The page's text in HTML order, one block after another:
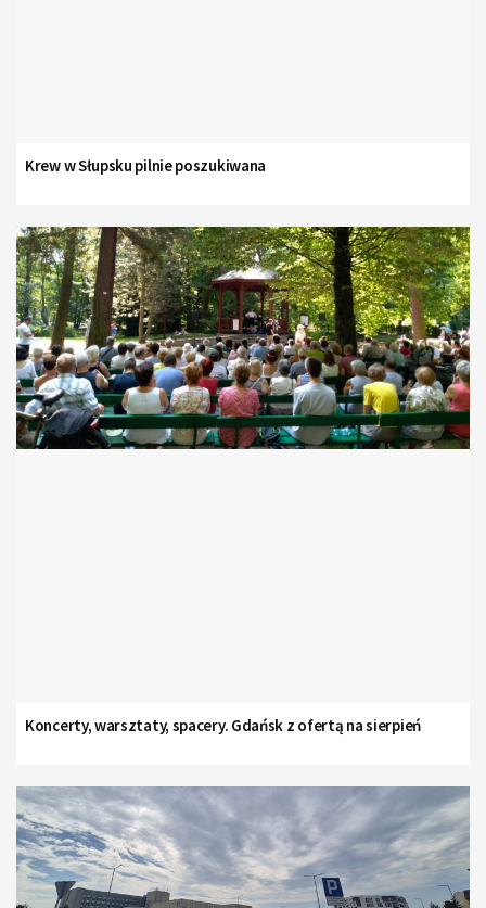
Krew w Słupsku pilnie poszukiwana
Koncerty, warsztaty, spacery. Gdańsk z ofertą na sierpień